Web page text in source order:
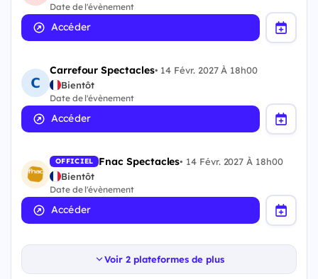
Date de l'évènement
Accéder
Carrefour Spectacles• 14 Févr. 2027 À 18h00
Bientôt
Date de l'évènement
Accéder
OFFICIEL Fnac Spectacles• 14 Févr. 2027 À 18h00
Bientôt
Date de l'évènement
Accéder
Voir 2 plateformes de plus